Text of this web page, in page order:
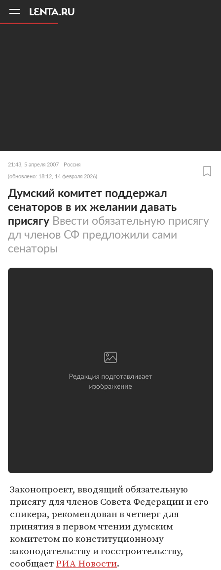
21:43, 5 апреля 2007 Россия
(обновлено: 18:12, 14 февраля 2026)
Думский комитет поддержал
сенаторов в их желании давать
присягу Ввести обязательную присягу
дл членов СФ предложили сами
сенаторы
Законопроект, вводящий обязательную
присягу для членов Совета Федерации и его
спикера, рекомендован в четверг для
принятия в первом чтении думским
комитетом по конституционному
законодательству и госстроительству,
сообщаетРИА Новости.